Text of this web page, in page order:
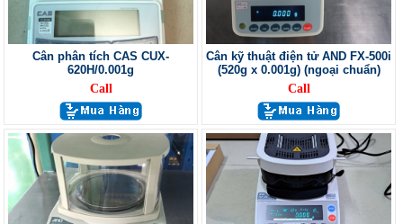
Cân phân tích CAS CUX-
620H/0.001g
Call
Cân kỹ thuật điện tử AND FX-500i
(520g x 0.001g) (ngoại chuẩn)
Call